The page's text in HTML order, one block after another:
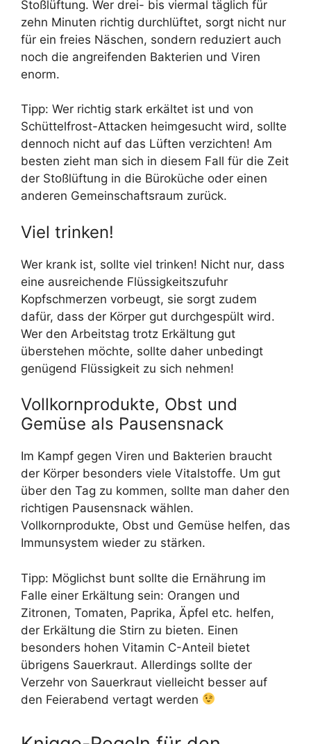
Stoßlüftung. Wer drei- bis viermal täglich für
zehn Minuten richtig durchlüftet, sorgt nicht nur
für ein freies Näschen, sondern reduziert auch
noch die angreifenden Bakterien und Viren
enorm.
Tipp: Wer richtig stark erkältet ist und von
Schüttelfrost-Attacken heimgesucht wird, sollte
dennoch nicht auf das Lüften verzichten! Am
besten zieht man sich in diesem Fall für die Zeit
der Stoßlüftung in die Büroküche oder einen
anderen Gemeinschaftsraum zurück.
Viel trinken!
Wer krank ist, sollte viel trinken! Nicht nur, dass
eine ausreichende Flüssigkeitszufuhr
Kopfschmerzen vorbeugt, sie sorgt zudem
dafür, dass der Körper gut durchgespült wird.
Wer den Arbeitstag trotz Erkältung gut
überstehen möchte, sollte daher unbedingt
genügend Flüssigkeit zu sich nehmen!
Vollkornprodukte, Obst und
Gemüse als Pausensnack
Im Kampf gegen Viren und Bakterien braucht
der Körper besonders viele Vitalstoffe. Um gut
über den Tag zu kommen, sollte man daher den
richtigen Pausensnack wählen.
Vollkornprodukte, Obst und Gemüse helfen, das
Immunsystem wieder zu stärken.
Tipp: Möglichst bunt sollte die Ernährung im
Falle einer Erkältung sein: Orangen und
Zitronen, Tomaten, Paprika, Äpfel etc. helfen,
der Erkältung die Stirn zu bieten. Einen
besonders hohen Vitamin C-Anteil bietet
übrigens Sauerkraut. Allerdings sollte der
Verzehr von Sauerkraut vielleicht besser auf
den Feierabend vertagt werden